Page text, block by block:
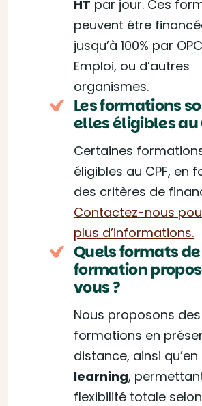
HT par jour. Ces
peuvent être
jusqu’à 100% par
Emploi, ou d’autres
organismes.
Les formations
elles éligibles au
Certaines
éligibles au CPF, en
des critères de
Contactez-nous
plus d’informations.
Quels formats de
formation
vous ?
Nous proposons des
formations en
distance, ainsi qu’en
learning,
flexibilité totale